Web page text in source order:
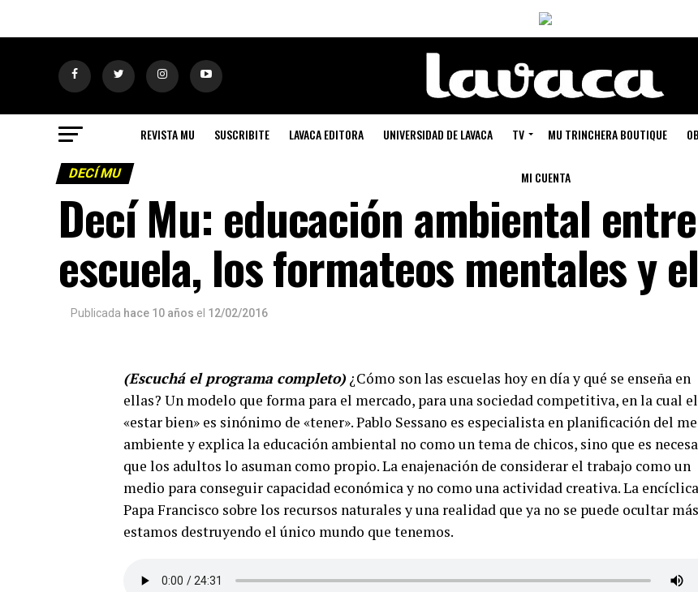
REVISTA MU SUSCRIBITE LAVACA EDITORA UNIVERSIDAD DE LAVACA TV MU TRINCHERA BOUTIQUE
MI CUENTA
DECÍ MU
Decí Mu: educación ambiental
escuela, los formateos mentales y
Publicada hace 10 años el 12/02/2016
(Escuchá el programa completo) ¿Cómo son las escuelas hoy en día y qué se enseña en
ellas? Un modelo que forma para el mercado, para una sociedad competitiva, en la cual el
«estar bien» es sinónimo de «tener». Pablo Sessano es especialista en planificación del
ambiente y explica la educación ambiental no como un tema de chicos, sino que es
que los adultos lo asuman como propio. La enajenación de considerar el trabajo como un
medio para conseguir capacidad económica y no como una actividad creativa. La
Papa Francisco sobre los recursos naturales y una realidad que ya no se puede ocultar
estamos destruyendo el único mundo que tenemos.